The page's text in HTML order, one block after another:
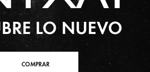
COMPRAR
LO NUEVO